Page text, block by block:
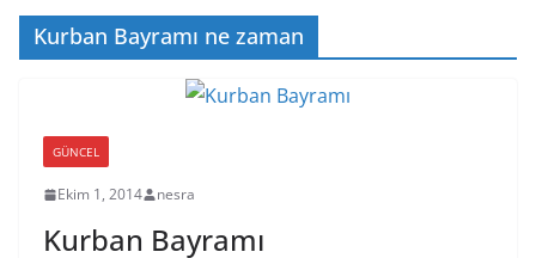
Kurban Bayramı ne zaman
GÜNCEL
Ekim 1, 2014 nesra
Kurban Bayramı